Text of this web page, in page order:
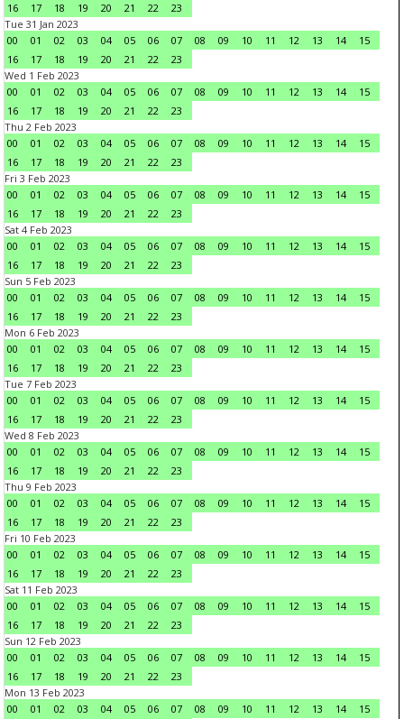
16
17 18 19 20 21 22
23
Tue 31 Jan 2023
00
01 02 03 04 05 06 07 08 09 10 11 12 13 14
15
16
17 18 19 20 21 22
23
Wed 1 Feb 2023
00
01 02 03 04 05 06 07 08 09 10 11 12 13 14
15
16
17 18 19 20 21 22
23
Thu 2 Feb 2023
00
01 02 03 04 05 06 07 08 09 10 11 12 13 14
15
16
17 18 19 20 21 22
23
Fri 3 Feb 2023
00
01 02 03 04 05 06 07 08 09 10 11 12 13 14
15
16
17 18 19 20 21 22
23
Sat 4 Feb 2023
00
01 02 03 04 05 06 07 08 09 10 11 12 13 14
15
16
17 18 19 20 21 22
23
Sun 5 Feb 2023
00
01 02 03 04 05 06 07 08 09 10 11 12 13 14
15
16
17 18 19 20 21 22
23
Mon 6 Feb 2023
00
01 02 03 04 05 06 07 08 09 10 11 12 13 14
15
16
17 18 19 20 21 22
23
Tue 7 Feb 2023
00
01 02 03 04 05 06 07 08 09 10 11 12 13 14
15
16
17 18 19 20 21 22
23
Wed 8 Feb 2023
00
01 02 03 04 05 06 07 08 09 10 11 12 13 14
15
16
17 18 19 20 21 22
23
Thu 9 Feb 2023
00
01 02 03 04 05 06 07 08 09 10 11 12 13 14
15
16
17 18 19 20 21 22
23
Fri 10 Feb 2023
00
01 02 03 04 05 06 07 08 09 10 11 12 13 14
15
16
17 18 19 20 21 22
23
Sat 11 Feb 2023
00
01 02 03 04 05 06 07 08 09 10 11 12 13 14
15
16
17 18 19 20 21 22
23
Sun 12 Feb 2023
00
01 02 03 04 05 06 07 08 09 10 11 12 13 14
15
16
17 18 19 20 21 22
23
Mon 13 Feb 2023
00
01 02 03 04 05 06 07 08 09 10 11 12 13 14
15